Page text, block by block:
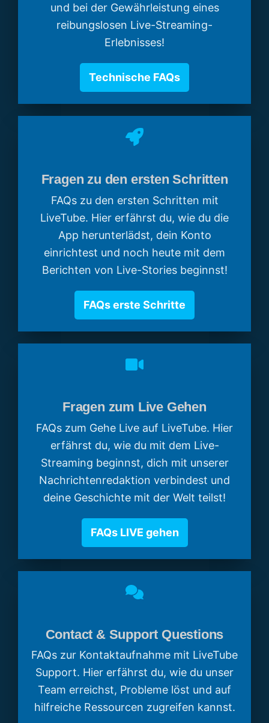
und bei der Gewährleistung eines
reibungslosen Live-Streaming-
Erlebnisses!
Technische FAQs
Fragen zu den ersten Schritten
FAQs zu den ersten Schritten mit
LiveTube. Hier erfährst du, wie du die
App herunterlädst, dein Konto
einrichtest und noch heute mit dem
Berichten von Live-Stories beginnst!
FAQs erste Schritte
Fragen zum Live Gehen
FAQs zum Gehe Live auf LiveTube. Hier
erfährst du, wie du mit dem Live-
Streaming beginnst, dich mit unserer
Nachrichtenredaktion verbindest und
deine Geschichte mit der Welt teilst!
FAQs LIVE gehen
Contact & Support Questions
FAQs zur Kontaktaufnahme mit LiveTube
Support. Hier erfährst du, wie du unser
Team erreichst, Probleme löst und auf
hilfreiche Ressourcen zugreifen kannst.